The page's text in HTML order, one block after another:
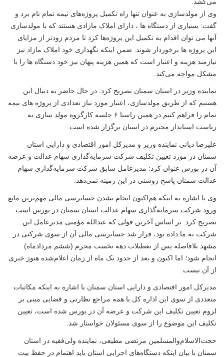
وی از مولدسازی به عنوان تنها راه تکمیل پروژه‌های نیمه تمام نام برد و
گفت: بسیاری از دستگاه ها ، دارای املاک مازادی هستند که با مولدسازی
آنها می توان اقدام به تکمیل این پروژه‌ها کرد تا مردم زودتر از مزایای
این پروژه ها برخوردار شوند. ضمن اینکه نگهداری خود املاک مازاد نیز
نیازمند هزینه و اعتبار است که همین هزینه پنهان نیز خود دستگاه ها را با
مشکل مواجه می‌کند
نماینده وزیر در استان سمنان تصریح کرد: در حال حاضر به دنبال این
هستیم که از طریق مولدسازی، اعتبار مورد نیاز تعدادی از پروژه های نیمه
تمام را فراهم کنیم.در همین راستا ۶ جلسه کارگروه مولد سازی به
ریاست استاندار محترم در استان برگزار شده است.
علیرضا دیانی نماینده وزیر و مدیرکل امور اقتصادی و دارایی استان
سمنان در مورد تعیین تکلیف شرکت سرمایه‌گذاری سهام عدالت و عرضه
آن در بورس عنوان کرد: مدیرعامل سابق شرکت سرمایه‌گذاری سهام
عدالت سمنان پاسخ روشنی در این زمینه نمی‌دهد.
وی با اشاره به اینکه هم‌اکنون انجام نشدن حسابرسی مالی مهم‌ترین مانع
ورود شرکت سرمایه‌گذاری سهام عدالت استان سمنان در بورس است
تصریح کرد: بر اساس آخرین قولی که عبدالله مؤمنی مدیرعامل این
شرکت به ما داده بود، قرار شد حسابرسی مالی آن از سوی شرکتی در
مشهد بلافاصله پس از تعطیلات دهه نخست محرم (ششم مردادماه)
انجام شود؛ اما اکنون و بعد از حدود یک ماه از زمان اعلام‌شده هنوز خبری
از آن نیست.
مدیرکل امور اقتصادی و دارایی استان سمنان با اشاره به اینکه مکاتبات
متعددی از سوی این اداره کل با همه مراجع نظارتی و قضایی مبنی بر
لزوم تعیین تکلیف این شرکت و عرضه آن در بورس شده است، تعیین
تکلیف این موضوع را از سوی مسئولان خواستار شد.
حجت‌الاسلام‌والمسلمین مرتضی مطیعی، نماینده ولی‌فقیه در استان
سمنان با بیان اینکه دستگاه‌های اجرایی استان باید اهتمام در حفظ بیت